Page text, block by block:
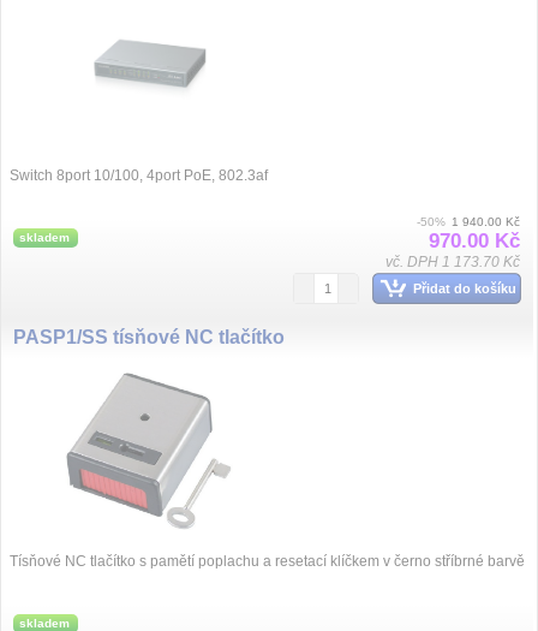
Switch 8port 10/100, 4port PoE, 802.3af
skladem
-50% 1 940.00 Kč
970.00 Kč
vč. DPH 1 173.70 Kč
Přidat do košíku
PASP1/SS tísňové NC tlačítko
Tísňové NC tlačítko s pamětí poplachu a resetací klíčkem v černo stříbrné barvě
skladem